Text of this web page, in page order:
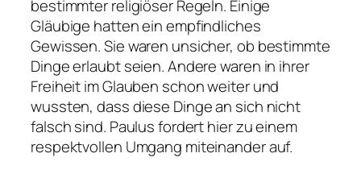
bestimmter religiöser Regeln. Einige
Gläubige hatten ein empfindliches
Gewissen. Sie waren unsicher, ob bestimmte
Dinge erlaubt seien. Andere waren in ihrer
Freiheit im Glauben schon weiter und
wussten, dass diese Dinge an sich nicht
falsch sind. Paulus fordert hier zu einem
respektvollen Umgang miteinander auf.